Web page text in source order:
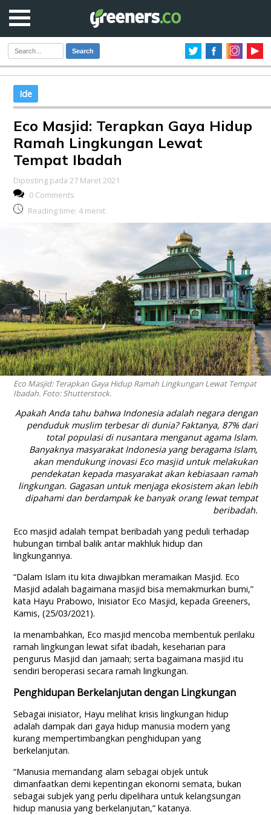
Search
Ide
Eco Masjid: Terapkan Gaya Hidup
Ramah Lingkungan Lewat
Tempat Ibadah
Diposting pada 27 Maret 2021
0 Comments
Reading time: 4 menit
Eco Masjid: Terapkan Gaya Hidup Ramah Lingkungan Lewat Tempat
Ibadah. Foto: Shutterstock.
Apakah Anda tahu bahwa Indonesia adalah negara dengan
penduduk muslim terbesar di dunia? Faktanya, 87% dari
total populasi di nusantara menganut agama Islam.
Banyaknya masyarakat Indonesia yang beragama Islam,
akan mendukung inovasi Eco masjid untuk melakukan
pendekatan kepada masyarakat akan kebiasaan ramah
lingkungan. Gagasan untuk menjaga ekosistem akan lebih
dipahami dan berdampak ke banyak orang lewat tempat
beribadah.
Eco masjid adalah tempat beribadah yang peduli terhadap
hubungan timbal balik antar makhluk hidup dan
lingkungannya.
“Dalam Islam itu kita diwajibkan meramaikan Masjid. Eco
Masjid adalah bagaimana masjid bisa memakmurkan bumi,”
kata Hayu Prabowo, Inisiator Eco Masjid, kepada Greeners,
Kamis, (25/03/2021).
Ia menambahkan, Eco masjid mencoba membentuk perilaku
ramah lingkungan lewat sifat ibadah, keseharian para
pengurus Masjid dan jamaah; serta bagaimana masjid itu
sendiri beroperasi secara ramah lingkungan.
Penghidupan Berkelanjutan dengan Lingkungan
Sebagai inisiator, Hayu melihat krisis lingkungan hidup
adalah dampak dari gaya hidup manusia modern yang
kurang mempertimbangkan penghidupan yang
berkelanjutan.
“Manusia memandang alam sebagai objek untuk
dimanfaatkan demi kepentingan ekonomi semata, bukan
sebagai subjek yang perlu dipelihara untuk kelangsungan
hidup manusia yang berkelanjutan,” katanya.